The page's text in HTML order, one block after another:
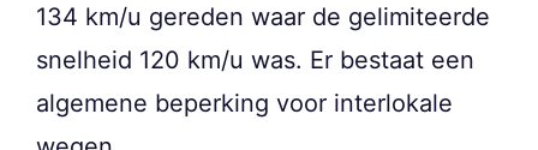
134 km/u gereden waar de gelimiteerde
snelheid 120 km/u was. Er bestaat een
algemene beperking voor interlokale